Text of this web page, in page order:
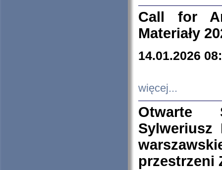
Call for
Materiały
14.01.2026
więcej...
Otwarte
Sylweriusz
przestrzeni